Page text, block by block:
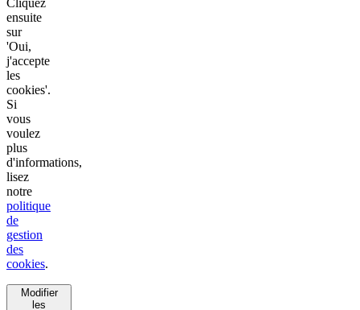
ensuite
sur
'Oui,
j'accepte
les
cookies'.
Si
vous
voulez
plus
d'informations,
lisez
notre
politique
de
gestion
des
cookies.
Modifier
les